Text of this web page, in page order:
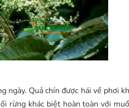
ngày. Quả chín được hái về phơi
rừng khác biệt hoàn toàn với